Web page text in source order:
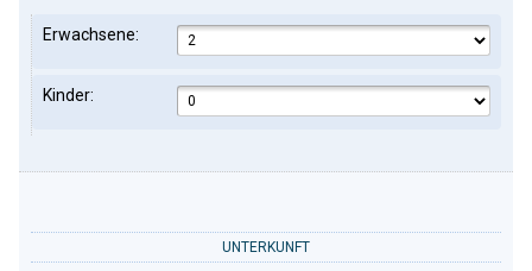
Erwachsene:
Kinder:
UNTERKUNFT